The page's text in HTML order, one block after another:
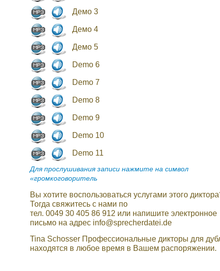
Демо 3
Демо 4
Демо 5
Demo 6
Demo 7
Demo 8
Demo 9
Demo 10
Demo 11
Для прослушивания записи нажмите на символ
«громкоговоритель
Вы хотите воспользоваться услугами этого
Тогда свяжитесь с нами по
тел. 0049 30 405 86 912 или напишите электронное
письмо на адрес info@sprecherdatei.de
Tina Schosser Профессиональные дикторы для
находятся в любое время в Вашем распоряжении.